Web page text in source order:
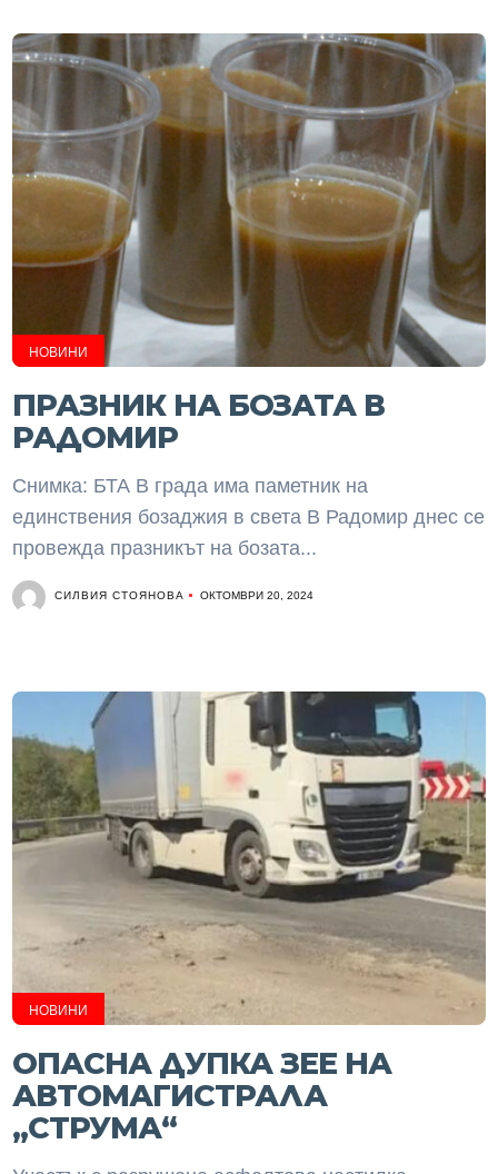
НОВИНИ
ПРАЗНИК НА БОЗАТА В
РАДОМИР
Снимка: БТА В града има паметник на
единствения бозаджия в света В Радомир днес се
провежда празникът на бозата...
СИЛВИЯ СТОЯНОВА ОКТОМВРИ 20, 2024
НОВИНИ
ОПАСНА ДУПКА ЗЕЕ НА
АВТОМАГИСТРАЛА
„СТРУМА“